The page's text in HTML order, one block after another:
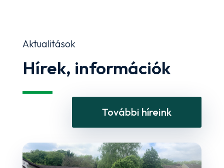
Aktualitások
Hírek, információk
További híreink